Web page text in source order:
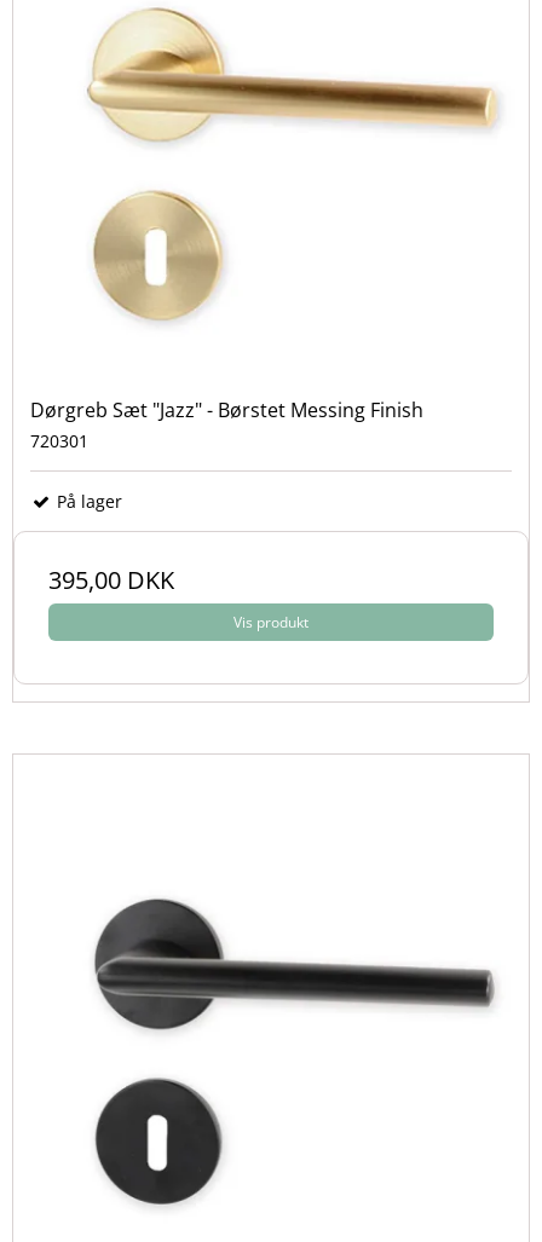
Dørgreb Sæt "Jazz" - Børstet Messing Finish
720301
På lager
395,00 DKK
Vis produkt